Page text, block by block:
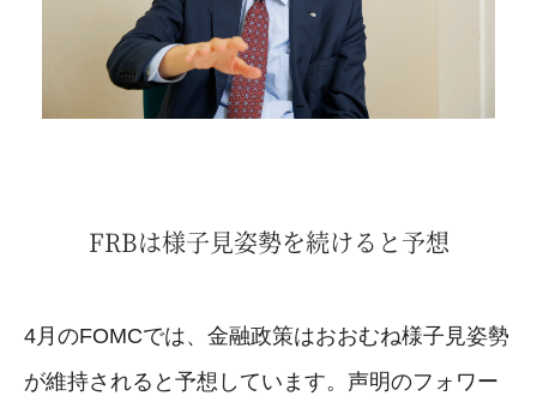
FRBは様子見姿勢を続けると予想
4月のFOMCでは、金融政策はおおむね様子見姿勢
が維持されると予想しています。声明のフォワー